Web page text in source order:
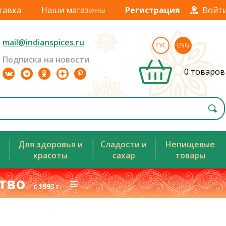
Наши магазины Регистрация
mail@indianspices.ru
Подписка на новости
РУС ENG
0 товаров
Для здоровья и
красоты
Сладости и
сахар
Непищевые
товары
с 1993 г.≡